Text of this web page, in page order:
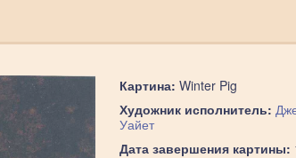
Картина: Winter Pig
Художник исполнитель:
Уайет
Дата завершения картины: